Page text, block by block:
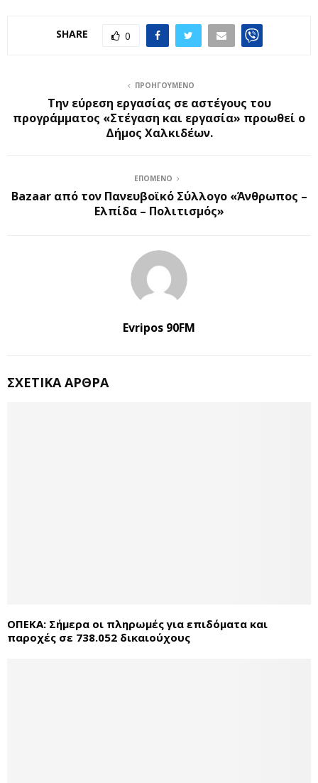
SHARE 0
ΠΡΟΗΓΟΎΜΕΝΟ
Την εύρεση εργασίας σε αστέγους του
προγράμματος «Στέγαση και εργασία» προωθεί ο
Δήμος Χαλκιδέων.
ΕΠΌΜΕΝΟ
Bazaar από τον Πανευβοϊκό Σύλλογο «Άνθρωπος –
Ελπίδα – Πολιτισμός»
Evripos 90FM
ΣΧΕΤΙΚΆ ΆΡΘΡΑ
ΟΠΕΚΑ: Σήμερα οι πληρωμές για επιδόματα και
παροχές σε 738.052 δικαιούχους